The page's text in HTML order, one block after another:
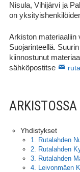
Nisula, Vihijärvi ja
on
Arkiston materiaaliin
Suojarinteellä.
kiinnostunut
sähköpostitse
Yhdistykset
1. Rutalahden
2. Rutalahden
3. Rutalahden
4. Leivonmäen